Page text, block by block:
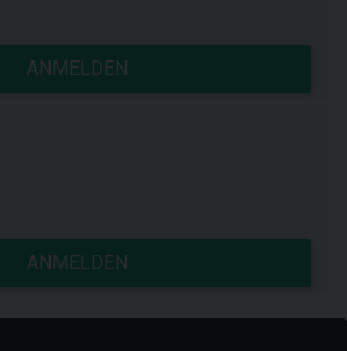
ANMELDEN
ANMELDEN